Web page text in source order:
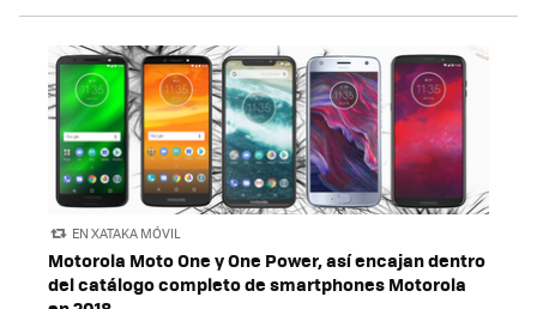
EN XATAKA MÓVIL
Motorola Moto One y One Power, así encajan dentro
del catálogo completo de smartphones Motorola